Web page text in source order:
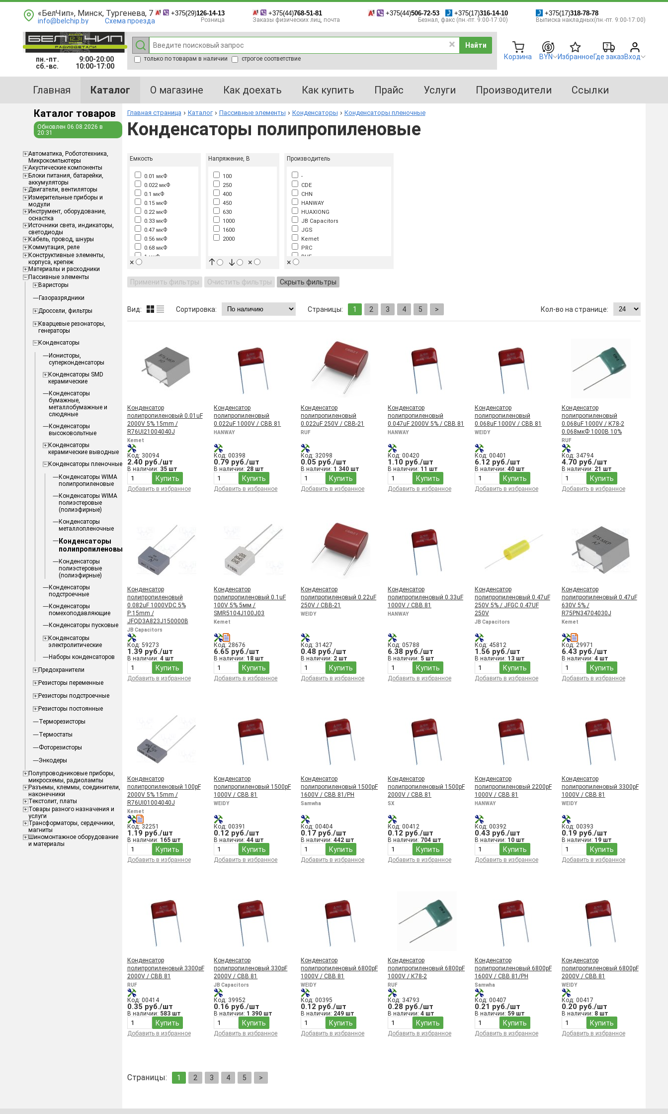
«БелЧип», Минск, Тургенева, 7
info@belchip.by Схема проезда
+375(29)126-14-13
Розница
+375(44)768-51-81
Заказы физических лиц, почта
+375(44)506-72-53 +375(17)316-14-10
Безнал, факс (пн.-пт. 9:00-17:00)
+375(17)318-78-78
Выписка накладных(пн.-пт. 9:00-17:00)
пн.-пт.
9:00-20:00
сб.-вс.
10:00-17:00
Найти
только по товарам в наличии строгое соответствие Корзина BYN ИзбранноеГде заказВход
Главная Каталог О магазине Как доехать Как купить Прайс Услуги Производители
Ссылки
Каталог товаров
Обновлен 06.08.2026 в
20:31
Aвтоматика, Робототехника,
Микрокомпьютеры
Акустические компоненты
Блоки питания, батарейки,
аккумуляторы
Двигатели, вентиляторы
Измерительные приборы и
модули
Инструмент, оборудование,
оснастка
Источники света, индикаторы,
светодиоды
Кабель, провод, шнуры
Коммутация, реле
Конструктивные элементы,
корпуса, крепеж
Материалы и расходники
Пассивные элементы
Варисторы
Газоразрядники
Дроссели, фильтры
Кварцевые резонаторы,
генераторы
Конденсаторы
Ионисторы,
суперконденсаторы
Конденсаторы SMD
керамические
Конденсаторы
бумажные,
металлобумажные и
слюдяные
Конденсаторы
высоковольтные
Конденсаторы
керамические выводные
Конденсаторы пленочные
Конденсаторы WIMA
полипропиленовые
Конденсаторы WIMA
полиэстеровые
(полиэфирные)
Конденсаторы
металлопленочные
Конденсаторы
полипропиленовые
Конденсаторы
полиэстеровые
(полиэфирные)
Конденсаторы
подстроечные
Конденсаторы
помехоподавляющие
Конденсаторы пусковые
Конденсаторы
электролитические
Наборы конденсаторов
Предохранители
Резисторы переменные
Резисторы подстроечные
Резисторы постоянные
Терморезисторы
Термостаты
Фоторезисторы
Энкодеры
Полупроводниковые приборы,
микросхемы, радиолампы
Разъемы, клеммы, соединители,
наконечники
Текстолит, платы
Товары разного назначения и
услуги
Трансформаторы, сердечники,
магниты
Шиномонтажное оборудование
и материалы
Главная страница Каталог Пассивные элементы Конденсаторы Конденсаторы пленочные
Конденсаторы полипропиленовые
Емкость
0.01 мкФ
0.022 мкФ
0.1 мкФ
0.15 мкФ
0.22 мкФ
0.33 мкФ
0.47 мкФ
0.56 мкФ
0.68 мкФ
1 мкФ
1.5 мкФ
100 пФ
12 нФ
15 нФ
2200 пФ
33 нФ
3300 пФ
330пф
5600 пФ
68 нФ
6800 пФ
82 нФ
×
Напряжение, В
100
250
400
450
630
1000
1600
2000
×
Производитель
-
CDE
CHN
HANWAY
HUAXIONG
JB Capacitors
JGS
Kemet
PRC
RUF
Samwha
SR Passives
WEIDY
WIMA
×
Применить фильтры Очистить фильтры Скрыть фильтры
Вид: Сортировка: Страницы: 1 2 3 4 5 >
Конденсатор
полипропиленовый 0.01uF
2000V 5% 15mm /
R76UI21004040J
Kemet
Код: 30094
2.40 руб./шт
В наличии: 35 шт
Купить
Добавить в избранное
Конденсатор
полипропиленовый
0.022uF 1000V / CBB 81
HANWAY
Код: 00398
0.79 руб./шт
В наличии: 28 шт
Купить
Добавить в избранное
Конденсатор
полипропиленовый
0.022uF 250V / CBB-21
RUF
Код: 32098
0.05 руб./шт
В наличии: 1 340 шт
Купить
Добавить в избранное
Конденсатор
полипропиленовый
0.047uF 2000V 5% / CBB 81
HANWAY
Код: 00420
1.10 руб./шт
В наличии: 11 шт
Купить
Добавить в избранное
Конденсатор
полипропиленовый
0.068uF 1000V / CBB 81
WEIDY
Код: 00401
6.12 руб./шт
В наличии: 40 шт
Купить
Добавить в избранное
Конденсатор
полипропиленовый
0.068uF 1000V / К78-2
0.068мкФ 1000В 10%
RUF
Код: 34794
4.70 руб./шт
В наличии: 21 шт
Купить
Добавить в избранное
Конденсатор
полипропиленовый
0.082uF 1000VDC 5%
P:15mm /
JFQD3A823J150000B
JB Capacitors
Код: 59273
1.39 руб./шт
В наличии: 4 шт
Купить
Добавить в избранное
Конденсатор
полипропиленовый 0.1uF
100V 5% 5мм /
SMR5104J100J03
Kemet
Код: 28676
6.65 руб./шт
В наличии: 18 шт
Купить
Добавить в избранное
Конденсатор
полипропиленовый 0.22uF
250V / CBB-21
WEIDY
Код: 31427
0.48 руб./шт
В наличии: 2 шт
Купить
Добавить в избранное
Конденсатор
полипропиленовый 0.33uF
1000V / CBB 81
HANWAY
Код: 05788
6.38 руб./шт
В наличии: 5 шт
Купить
Добавить в избранное
Конденсатор
полипропиленовый 0.47uF
250V 5% / JFGC 0.47UF
250V
JB Capacitors
Код: 45812
1.56 руб./шт
В наличии: 13 шт
Купить
Добавить в избранное
Конденсатор
полипропиленовый 0.47uF
630V 5% /
R75PN34704030J
Kemet
Код: 29971
6.43 руб./шт
В наличии: 4 шт
Купить
Добавить в избранное
Конденсатор
полипропиленовый 100pF
2000V 5% 15mm /
R76UI01004040J
Kemet
Код: 32251
1.19 руб./шт
В наличии: 165 шт
Купить
Добавить в избранное
Конденсатор
полипропиленовый 1500pF
1000V / CBB 81
WEIDY
Код: 00391
0.12 руб./шт
В наличии:44 шт
Купить
Добавить в избранное
Конденсатор
полипропиленовый 1500pF
1600V / CBB 81/PH
Samwha
Код: 00404
0.17 руб./шт
В наличии:442 шт
Купить
Добавить в избранное
Конденсатор
полипропиленовый 1500pF
2000V / CBB 81
SX
Код: 00412
0.12 руб./шт
В наличии: 704 шт
Купить
Добавить в избранное
Конденсатор
полипропиленовый 2200pF
1000V / CBB 81
HANWAY
Код: 00392
0.43 руб./шт
В наличии: 10 шт
Купить
Добавить в избранное
Конденсатор
полипропиленовый 3300pF
1000V / CBB 81
WEIDY
Код: 00393
0.19 руб./шт
В наличии: 19 шт
Купить
Добавить в избранное
Конденсатор
полипропиленовый 3300pF
2000V / CBB 81
RUF
Код: 00414
0.35 руб./шт
В наличии: 583 шт
Купить
Добавить в избранное
Конденсатор
полипропиленовый 330pF
2000V / CBB 81
JB Capacitors
Код: 39952
0.16 руб./шт
В наличии: 1 390 шт
Купить
Добавить в избранное
Конденсатор
полипропиленовый 6800pF
1000V / CBB 81
WEIDY
Код: 00395
0.12 руб./шт
В наличии: 249 шт
Купить
Добавить в избранное
Конденсатор
полипропиленовый 6800pF
1000V / К78-2
RUF
Код: 34793
0.28 руб./шт
В наличии: 4 шт
Купить
Добавить в избранное
Конденсатор
полипропиленовый 6800pF
1600V / CBB 81/PH
Samwha
Код: 00407
0.21 руб./шт
В наличии: 59 шт
Купить
Добавить в избранное
Конденсатор
полипропиленовый 6800pF
2000V / CBB 81
WEIDY
Код: 00417
0.20 руб./шт
В наличии: 8 шт
Купить
Добавить в избранное
Страницы: 1 2 3 4 5 >